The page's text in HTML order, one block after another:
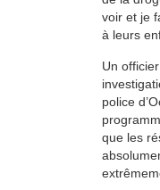
voir et je
à leurs
Un
police
que les